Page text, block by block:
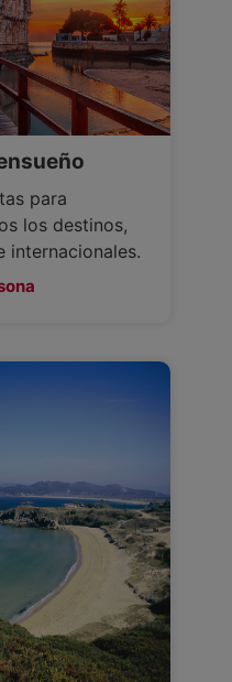
para
los destinos,
internacionales.